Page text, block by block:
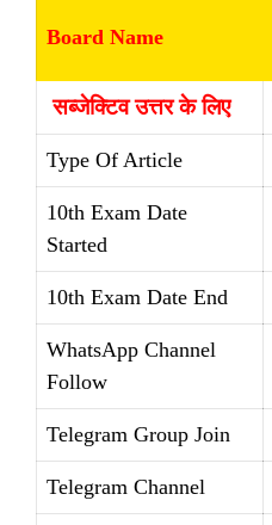
Board Name
सब्जेक्टिव उत्तर के लिए
Type Of Article
10th Exam Date
Started
10th Exam Date End
WhatsApp Channel
Follow
Telegram Group Join
Telegram Channel